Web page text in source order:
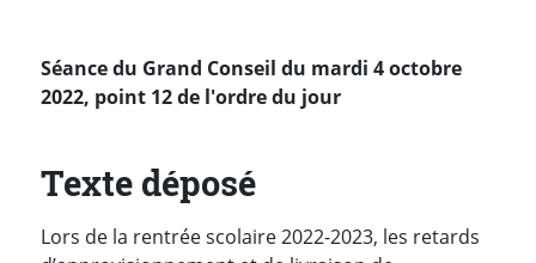
Séance du Grand Conseil du mardi 4 octobre
2022, point 12 de l'ordre du jour
Texte déposé
Lors de la rentrée scolaire 2022-2023, les retards